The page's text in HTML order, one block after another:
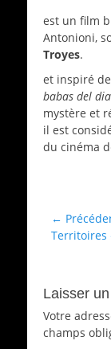
est un film
Antonioni,
Troyes.
et inspiré
babas del
mystère et
il est
du cinéma
de
←
Article
Territoires
Laisser
Votre
champs